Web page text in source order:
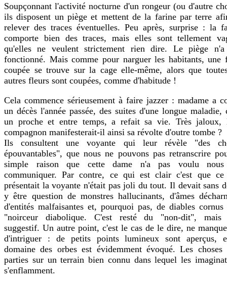
Soupçonnant l'activité nocturne d'un rongeur (ou d'autre
ils disposent un piège et mettent de la farine par terre
relever des traces éventuelles. Peu après, surprise : la
comporte bien des traces, mais elles sont tellement
qu'elles ne veulent strictement rien dire. Le piège n'a
fonctionné. Mais comme pour narguer les habitants, une
coupée se trouve sur la cage elle-même, alors que
autres fleurs sont coupées, comme d'habitude !
Cela commence sérieusement à faire jazzer : madame a
un décès l'année passée, des suites d'une longue maladie,
un proche et entre temps, a refait sa vie. Très jaloux,
compagnon manifesterait-il ainsi sa révolte d'outre tombe ?
Ils consultent une voyante qui leur révèle "des
épouvantables", que nous ne pouvons pas retranscrire
simple raison que cette dame n'a pas voulu
communiquer. Par contre, ce qui est clair c'est que ce
présentait la voyante n'était pas joli du tout. Il devait sans
y être question de monstres hallucinants, d'âmes
d'entités malfaisantes et, pourquoi pas, de diables
"noirceur diabolique. C'est resté du "non-dit", mais
suggestif. Un autre point, c'est le cas de le dire, ne
d'intriguer : de petits points lumineux sont aperçus,
domaine des orbes est évidemment évoqué. Les choses
parties sur un terrain bien connu dans lequel les
s'enflamment.